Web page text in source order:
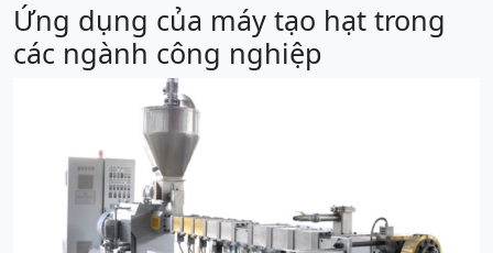
Ứng dụng của máy tạo hạt trong
các ngành công nghiệp